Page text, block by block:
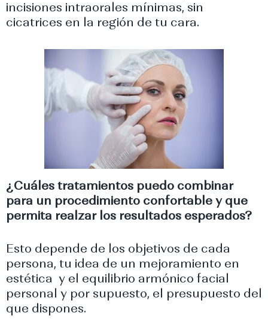
incisiones intraorales mínimas, sin
cicatrices en la región de tu cara.
¿Cuáles tratamientos puedo combinar
para un procedimiento confortable y que
permita realzar los resultados esperados?
Esto depende de los objetivos de cada
persona, tu idea de un mejoramiento en
estética y el equilibrio armónico facial
personal y por supuesto, el presupuesto del
que dispones.